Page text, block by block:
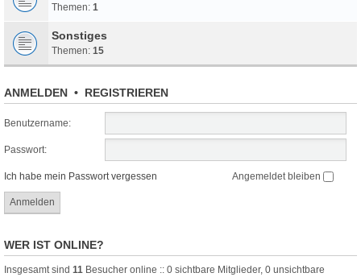
Themen: 1
Sonstiges
Themen: 15
ANMELDEN • REGISTRIEREN
Benutzername:
Passwort:
Ich habe mein Passwort vergessen Angemeldet bleiben
WER IST ONLINE?
Insgesamt sind 11 Besucher online :: 0 sichtbare Mitglieder, 0 unsichtbare